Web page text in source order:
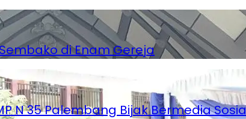
di Enam Gereja
N 35 Palembang Bijak Bermedia